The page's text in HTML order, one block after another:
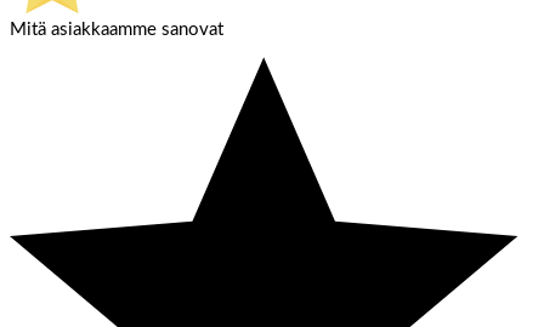
Mitä asiakkaamme sanovat